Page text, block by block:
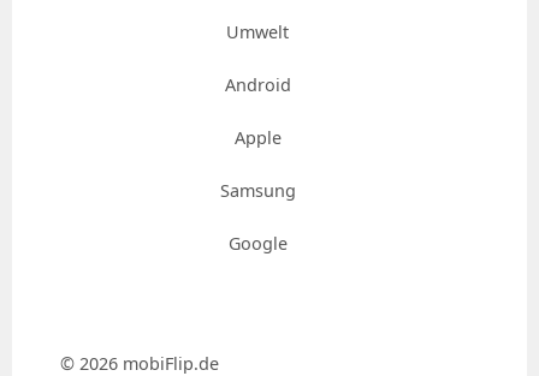
Umwelt
Android
Apple
Samsung
Google
© 2026 mobiFlip.de